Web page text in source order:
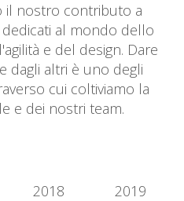
il nostro contributo a
al mondo dello
e del design. Dare
dagli altri è uno degli
cui coltiviamo la
e dei nostri team.
2018 2019